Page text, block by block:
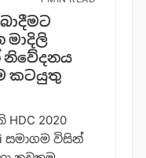
මාදිලි
නිවේදනය
කටයුතු
2020
සමාගම විසින්